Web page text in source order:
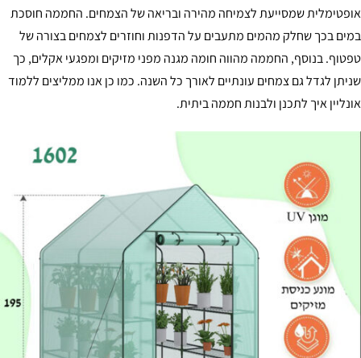
שמסייעת לצמיחה מהירה ובריאה של הצמחים. החממה חוסכת
בכך שחלק מהמים מתעבים על הדפנות וחוזרים לצמחים בצורה של
בנוסף, החממה מהווה חומה מגנה מפני מזיקים ומפגעי אקלים, כך
לגדל גם צמחים עונתיים לאורך כל השנה. כמו כן אנו ממליצים ללמוד
איך לתכנן ולבנות חממה ביתית.